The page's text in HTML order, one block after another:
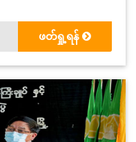
ဖတ်ရှု့ရန်